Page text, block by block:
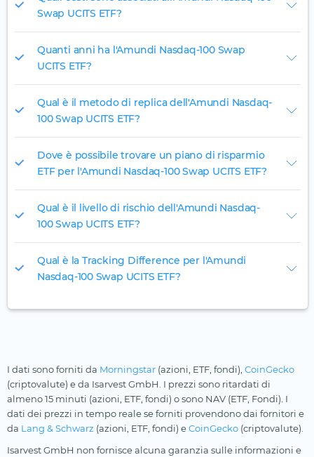
Swap UCITS ETF?
Quanti anni ha l'Amundi Nasdaq-100 Swap
UCITS ETF?
Qual è il metodo di replica dell'Amundi Nasdaq-
100 Swap UCITS ETF?
Dove è possibile trovare un piano di risparmio
ETF per l'Amundi Nasdaq-100 Swap UCITS ETF?
Qual è il livello di rischio dell'Amundi Nasdaq-
100 Swap UCITS ETF?
Qual è la Tracking Difference per l'Amundi
Nasdaq-100 Swap UCITS ETF?
I dati sono forniti da Morningstar (azioni, ETF, fondi), CoinGecko
(criptovalute) e da Isarvest GmbH. I prezzi sono ritardati di
almeno 15 minuti (azioni, ETF, fondi) o sono NAV (ETF, Fondi). I
dati dei prezzi in tempo reale se forniti provendono dai fornitori e
da Lang & Schwarz (azioni, ETF, fondi) eCoinGecko (criptovalute).
Isarvest GmbH non fornisce alcuna garanzia sulle informazioni e